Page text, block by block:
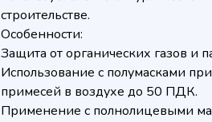
строительстве.
Особенности:
Защита от органических газов и
Использование с полумасками
примесей в воздухе до 50 ПДК.
Применение с полнолицевыми